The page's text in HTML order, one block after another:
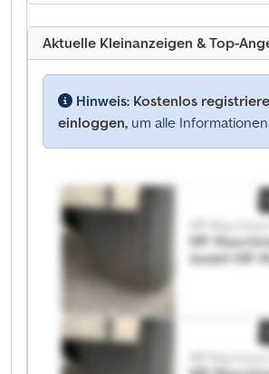
Aktuelle Kleinanzeigen & Top-
Hinweis: Kostenlos
einloggen, um alle
MP
GmbH MP